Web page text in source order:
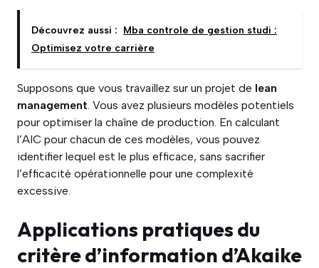
Découvrez aussi : Mba controle de gestion studi :
Optimisez votre carrière
Supposons que vous travaillez sur un projet de lean
management. Vous avez plusieurs modèles potentiels
pour optimiser la chaîne de production. En calculant
l’AIC pour chacun de ces modèles, vous pouvez
identifier lequel est le plus efficace, sans sacrifier
l’efficacité opérationnelle pour une complexité
excessive.
Applications pratiques du
critère d’information d’Akaike